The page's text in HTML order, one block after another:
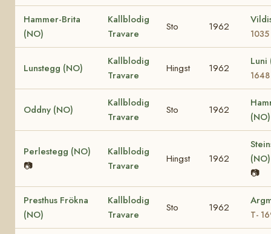
Hammer-Brita
(NO)
Kallblodig
Travare
Sto 1962
1035
Lunstegg (NO)
Kallblodig
Travare
Hingst 1962
1648
Oddny (NO)
Kallblodig
Travare
Sto 1962
Perlestegg (NO)
📷
Kallblodig
Travare
Hingst 1962
📷
Presthus Frökna
(NO)
Kallblodig
Travare
Sto 1962
T-